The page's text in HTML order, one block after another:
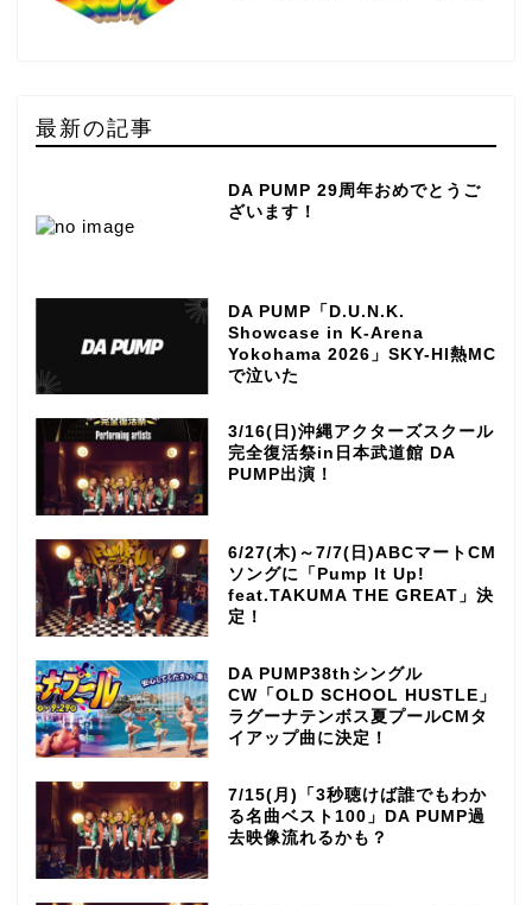
最新の記事
DA PUMP 29周年おめでとうご
ざいます！
DA PUMP「D.U.N.K.
Showcase in K-Arena
Yokohama 2026」SKY-HI熱MC
で泣いた
3/16(日)沖縄アクターズスクール
完全復活祭in日本武道館 DA
PUMP出演！
6/27(木)～7/7(日)ABCマートCM
ソングに「Pump It Up!
feat.TAKUMA THE GREAT」決
定！
DA PUMP38thシングル
CW「OLD SCHOOL HUSTLE」
ラグーナテンボス夏プールCMタ
イアップ曲に決定！
7/15(月)「3秒聴けば誰でもわか
る名曲ベスト100」DA PUMP過
去映像流れるかも？